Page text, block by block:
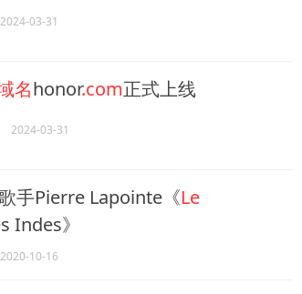
2024-03-31
名honor.com正式上线
2024-03-31
手Pierre Lapointe《Le
Indes》
2020-10-16